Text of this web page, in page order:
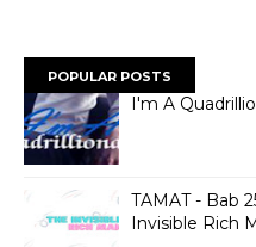
POPULAR POSTS
I'm A
TAMAT - Bab
Invisible Rich